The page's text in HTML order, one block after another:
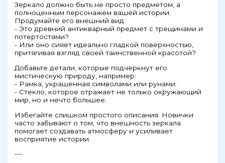
Зеркало должно быть не просто предметом, а
полноценным персонажем вашей истории.
Продумайте его внешний вид:
- Это древний антикварный предмет с трещинами и
потертостями?
- Или оно сияет идеально гладкой поверхностью,
притягивая взгляд своей таинственной красотой?
Добавьте детали, которые подчеркнут его
мистическую природу, например:
- Рамка, украшенная символами или рунами.
- Стекло, которое отражает не только окружающий
мир, но и нечто большее.
Избегайте слишком простого описания. Новички
часто забывают о том, что внешность зеркала
помогает создавать атмосферу и усиливает
восприятие истории.
---